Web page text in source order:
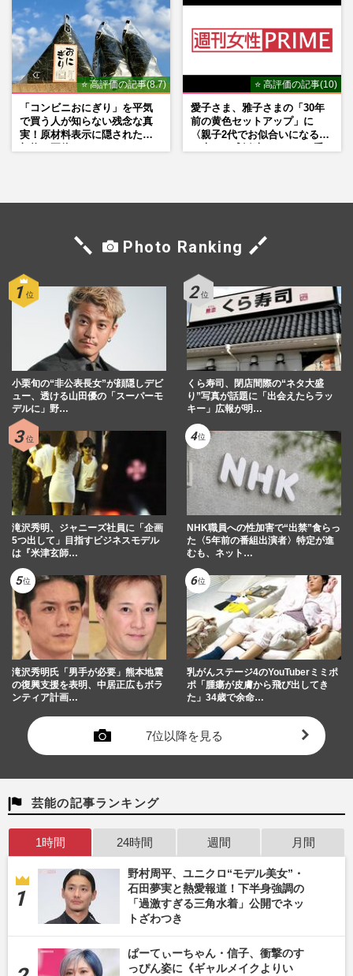
⭐ 高評価の記事(8.7)
「コンビニおにぎり」を平気
で買う人が知らない残念な真
実！原材料表示に隠された添
⭐ 高評価の記事(10)
愛子さま、雅子さまの「30年
前の黄色セットアップ」に
〈親子2代でお似合いになる〉
Photo Ranking
小栗旬の“非公表長女”が顔隠しデビ
ュー、透ける山田優の「スーパーモ
デルに」野…
くら寿司、閉店間際の“ネタ大盛
り”写真が話題に「出会えたらラッ
キー」広報が明…
滝沢秀明、ジャニーズ社員に「企画
5つ出して」目指すビジネスモデル
は『米津玄師…
NHK職員への性加害で“出禁”食らっ
た〈5年前の番組出演者〉特定が進
むも、ネット…
滝沢秀明氏「男手が必要」熊本地震
の復興支援を表明、中居正広もボラ
ンティア計画…
乳がんステージ4のYouTuberミミポ
ポ「腫瘍が皮膚から飛び出してき
た」34歳で余命…
7位以降を見る
芸能の記事ランキング
1時間 24時間 週間 月間
野村周平、ユニクロ“モデル美女”・
石田夢実と熱愛報道！下半身強調の
「過激すぎる三角水着」公開でネッ
トざわつき
ぱーてぃーちゃん・信子、衝撃のす
っぴん姿に《ギャルメイクよりい